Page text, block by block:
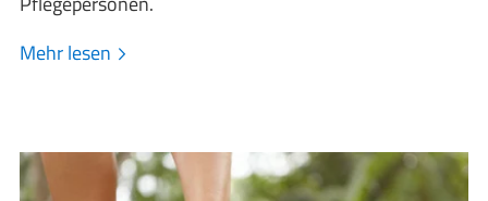
Mehr lesen